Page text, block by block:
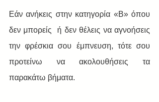
Εάν ανήκεις στην κατηγορία «Β» όπου
δεν μπορείς  ή δεν θέλεις να αγνοήσεις
την φρέσκια σου έμπνευση, τότε σου
προτείνω να ακολουθήσεις τα
παρακάτω βήματα.